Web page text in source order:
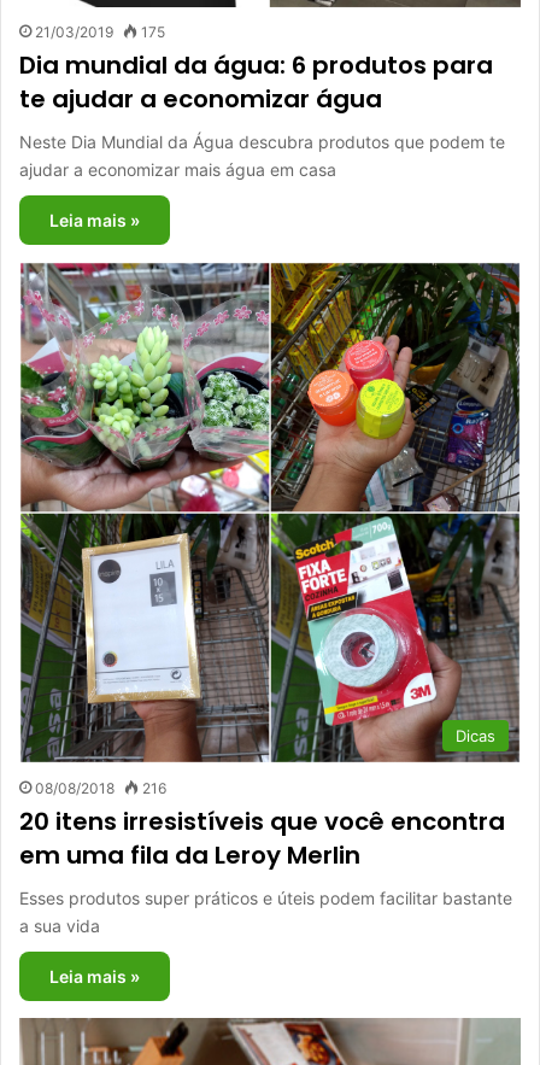
21/03/2019 175
Dia mundial da água: 6 produtos para
te ajudar a economizar água
Neste Dia Mundial da Água descubra produtos que podem te
ajudar a economizar mais água em casa
Leia mais »
Dicas
08/08/2018 216
20 itens irresistíveis que você encontra
em uma fila da Leroy Merlin
Esses produtos super práticos e úteis podem facilitar bastante
a sua vida
Leia mais »